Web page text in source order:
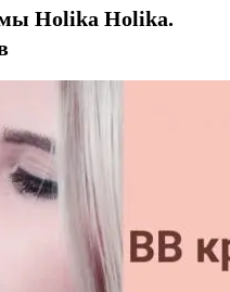
Holika Holika.